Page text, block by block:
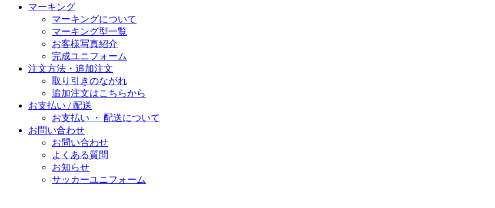
マーキング
マーキングについて
マーキング型一覧
お客様写真紹介
完成ユニフォーム
注文方法・追加注文
取り引きのながれ
追加注文はこちらから
お支払い / 配送
お支払い ・ 配送について
お問い合わせ
お問い合わせ
よくある質問
お知らせ
サッカーユニフォーム